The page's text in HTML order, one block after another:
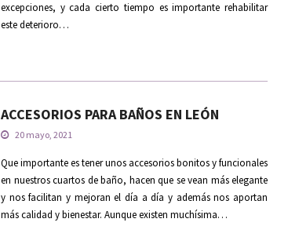
excepciones, y cada cierto tiempo es importante rehabilitar
este deterioro…
ACCESORIOS PARA BAÑOS EN LEÓN
20 mayo, 2021
Que importante es tener unos accesorios bonitos y funcionales
en nuestros cuartos de baño, hacen que se vean más elegante
y nos facilitan y mejoran el día a día y además nos aportan
más calidad y bienestar. Aunque existen muchísima…